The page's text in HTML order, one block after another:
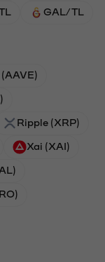
GAL/TL
Ripple (XRP)
Xai (XAI)